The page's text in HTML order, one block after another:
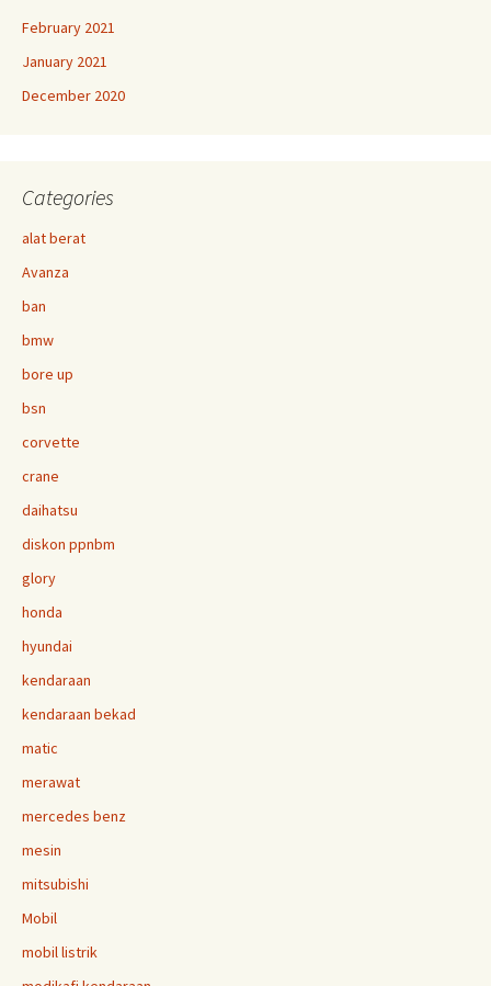
February 2021
January 2021
December 2020
Categories
alat berat
Avanza
ban
bmw
bore up
bsn
corvette
crane
daihatsu
diskon ppnbm
glory
honda
hyundai
kendaraan
kendaraan bekad
matic
merawat
mercedes benz
mesin
mitsubishi
Mobil
mobil listrik